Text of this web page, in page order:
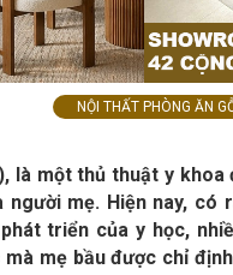
NỘI THẤT PHÒNG ĂN
là một thủ thuật y
người mẹ. Hiện nay,
triển của y học,
mẹ bầu được chỉ